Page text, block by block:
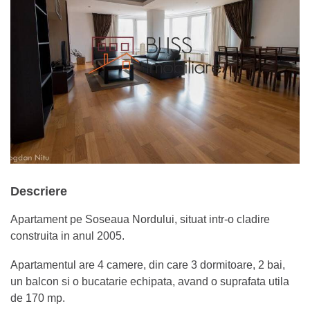
Descriere
Apartament pe Soseaua Nordului, situat intr-o cladire
construita in anul 2005.
Apartamentul are 4 camere, din care 3 dormitoare, 2 bai,
un balcon si o bucatarie echipata, avand o suprafata utila
de 170 mp.